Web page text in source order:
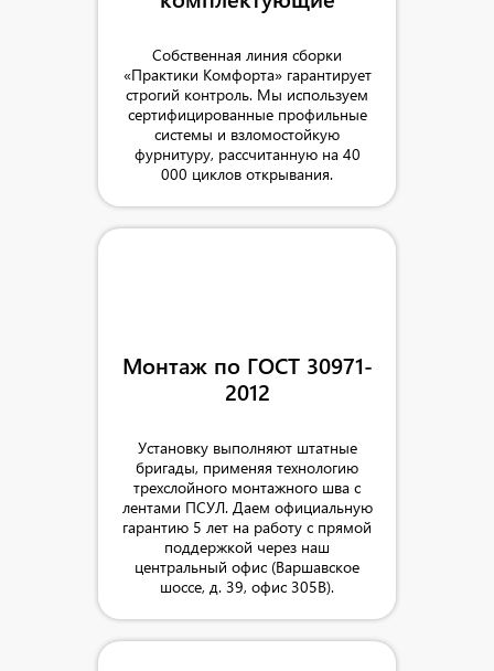
Собственная линия сборки
«Практики Комфорта» гарантирует
строгий контроль. Мы используем
сертифицированные профильные
системы и взломостойкую
фурнитуру, рассчитанную на 40
000 циклов открывания.
Монтаж по ГОСТ 30971-
2012
Установку выполняют штатные
бригады, применяя технологию
трехслойного монтажного шва с
лентами ПСУЛ. Даем официальную
гарантию 5 лет на работу с прямой
поддержкой через наш
центральный офис (Варшавское
шоссе, д. 39, офис 305В).